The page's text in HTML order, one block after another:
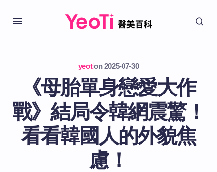
yeotion 2025-07-30
《母胎單身戀愛大作
戰》結局令韓網震驚！
看看韓國人的外貌焦
慮！